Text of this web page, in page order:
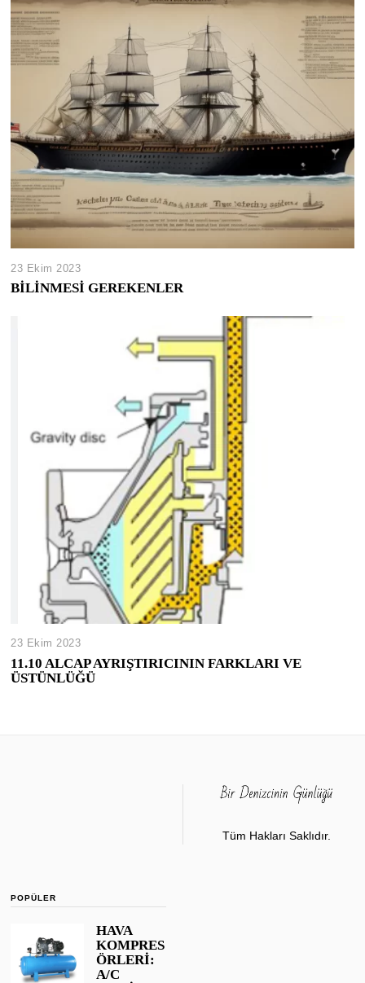
23 Ekim 2023
BİLİNMESİ GEREKENLER
23 Ekim 2023
11.10 ALCAP AYRIŞTIRICININ FARKLARI VE
ÜSTÜNLÜĞÜ
Tüm Hakları Saklıdır.
POPÜLER
HAVA
KOMPRES
ÖRLERİ:
A/C